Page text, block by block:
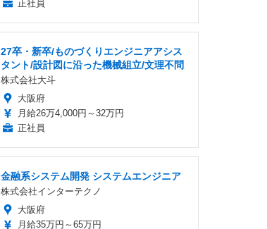
正社員
27卒・新卒/ものづくりエンジニアアシス
タント/設計図に沿った機械組立/文理不問
株式会社大斗
大阪府
月給26万4,000円～32万円
正社員
金融系システム開発 システムエンジニア
株式会社インターテクノ
大阪府
月給35万円～65万円